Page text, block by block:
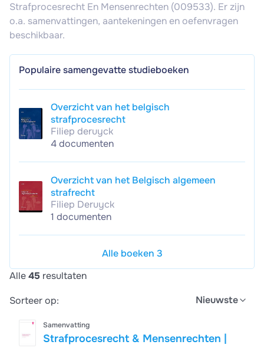
Strafprocesrecht En Mensenrechten (009533). Er zijn
o.a. samenvattingen, aantekeningen en oefenvragen
beschikbaar.
Populaire samengevatte studieboeken
Overzicht van het belgisch
strafprocesrecht
Filiep deruyck
4 documenten
Overzicht van het Belgisch algemeen
strafrecht
Filiep Deruyck
1 documenten
Alle boeken 3
Alle45 resultaten
Sorteer op:
Nieuwste
Samenvatting
Strafprocesrecht & Mensenrechten |